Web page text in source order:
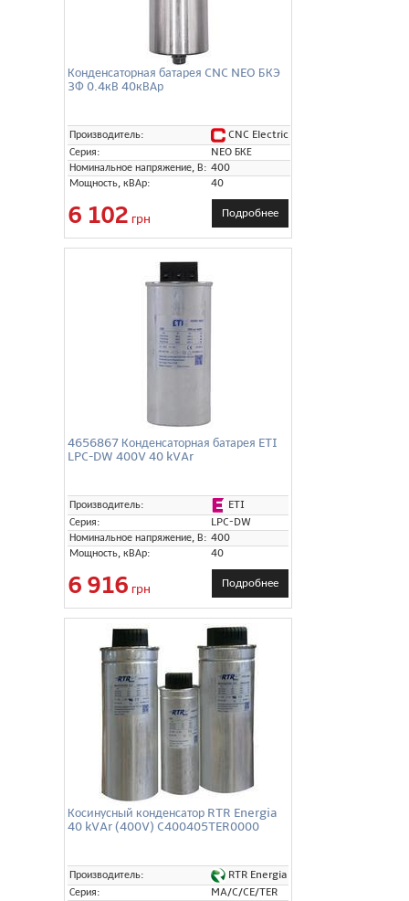
Конденсаторная батарея CNC NEO БКЭ
3Ф 0.4кВ 40кВАр
Производитель:
CNC Electric
Серия:
NEO БКЕ
Номинальное напряжение, В: 400
Мощность, кВАр:
40
6 102 грн Подробнее
4656867 Конденсаторная батарея ETI
LPC-DW 400V 40 kVAr
Производитель:
ETI
Серия:
LPC-DW
Номинальное напряжение, В: 400
Мощность, кВАр:
40
6 916 грн Подробнее
Косинусный конденсатор RTR Energia
40 kVAr (400V) C400405TER0000
Производитель:
RTR Energia
Серия:
MA/C/CE/TER